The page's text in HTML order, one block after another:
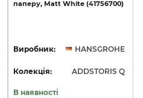
паперу, Matt White (41756700)
Виробник: HANSGROHE
Колекція: ADDSTORIS Q
В наявності